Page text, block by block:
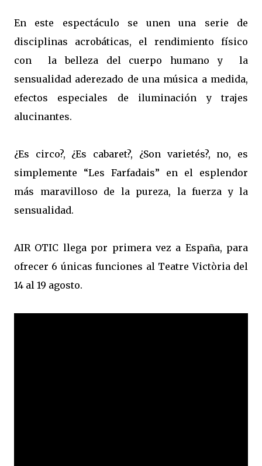
En este espectáculo se unen una serie de
disciplinas acrobáticas, el rendimiento físico
con la belleza del cuerpo humano y la
sensualidad aderezado de una música a medida,
efectos especiales de iluminación y trajes
alucinantes.
¿Es circo?, ¿Es cabaret?, ¿Son varietés?, no, es
simplemente “Les Farfadais” en el esplendor
más maravilloso de la pureza, la fuerza y ​​la
sensualidad.
AIR OTIC llega por primera vez a España, para
ofrecer 6 únicas funciones al Teatre Victòria del
14 al 19 agosto.